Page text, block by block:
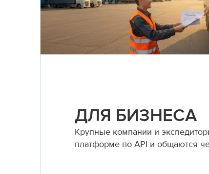
ДЛЯ БИЗНЕСА
Крупные компании и
платформе по API и общаются